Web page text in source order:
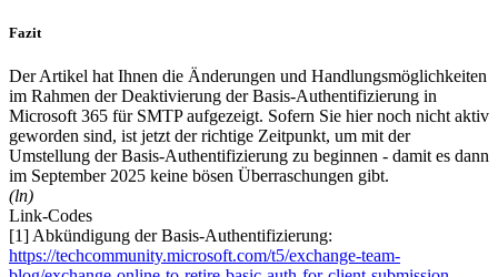
Fazit
Der Artikel hat Ihnen die Änderungen und Handlungsmöglichkeiten
im Rahmen der Deaktivierung der Basis-Authentifizierung in
Microsoft 365 für SMTP aufgezeigt. Sofern Sie hier noch nicht aktiv
geworden sind, ist jetzt der richtige Zeitpunkt, um mit der
Umstellung der Basis-Authentifizierung zu beginnen - damit es dann
im September 2025 keine bösen Überraschungen gibt.
(ln)
Link-Codes
[1] Abkündigung der Basis-Authentifizierung:
https://techcommunity.microsoft.com/t5/exchange-team-